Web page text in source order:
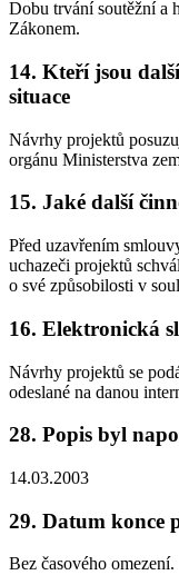
Dobu trvání soutěžní a
Zákonem.
14. Kteří jsou
situace
Návrhy projektů
orgánu Ministerstva
15. Jaké další
Před uzavřením
uchazeči projektů
o své způsobilosti v
16. Elektronická
Návrhy projektů se
odeslané na danou
28. Popis byl
14.03.2003
29. Datum konce
Bez časového omezení.